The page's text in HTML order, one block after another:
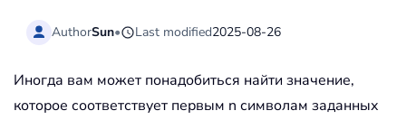
AuthorSun• Last modified2025-08-26
Иногда вам может понадобиться найти значение,
которое соответствует первым n символам заданных